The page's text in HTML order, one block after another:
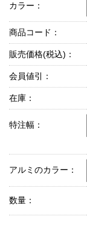
カラー：
商品コード：
販売価格(税込)：
会員値引：
在庫：
特注幅：
アルミのカラー：
数量：